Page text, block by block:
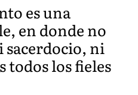
es una
en donde no
sacerdocio, ni
todos los fieles